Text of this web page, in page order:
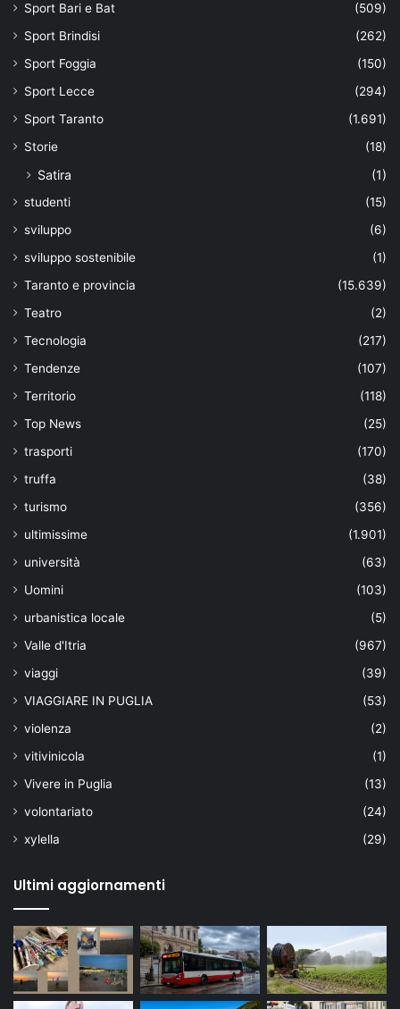
Sport Bari e Bat
(509)
Sport Brindisi
(262)
Sport Foggia
(150)
Sport Lecce
(294)
Sport Taranto
(1.691)
Storie
(18)
Satira (1)
studenti
(15)
sviluppo
(6)
sviluppo sostenibile
(1)
Taranto e provincia
(15.639)
Teatro
(2)
Tecnologia
(217)
Tendenze
(107)
Territorio
(118)
Top News
(25)
trasporti
(170)
truffa
(38)
turismo
(356)
ultimissime
(1.901)
università
(63)
Uomini
(103)
urbanistica locale
(5)
Valle d'Itria
(967)
viaggi
(39)
VIAGGIARE IN PUGLIA
(53)
violenza
(2)
vitivinicola
(1)
Vivere in Puglia
(13)
volontariato
(24)
xylella
(29)
Ultimi aggiornamenti